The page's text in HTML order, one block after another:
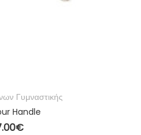
Γυμναστικής
Handle
€